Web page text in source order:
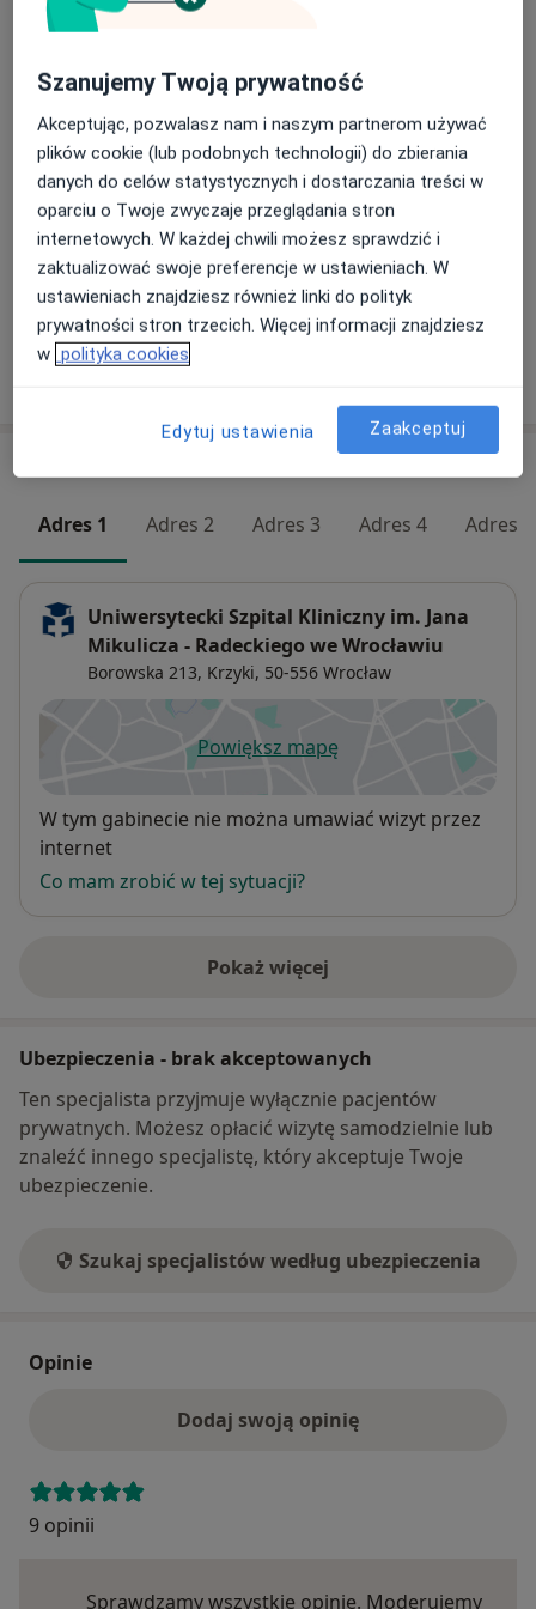
Amputacja
Badania diagnostyczne
Szczegóły
Badania proktologiczne
350 zł Szczegóły
+ 3 usługi
Adres 1 Adres 2 Adres 3 Adres 4 Adres 5
Uniwersytecki Szpital Kliniczny im. Jana
Mikulicza - Radeckiego we Wrocławiu
Borowska 213, Krzyki, 50-556 Wrocław
Powiększ mapęotwiera się w nowej karcie
Dostępność
W tym gabinecie nie można umawiać wizyt przez
internet
Co mam zrobić w tej sytuacji?
Pokaż więcej
o adresie
Ubezpieczenia - brak akceptowanych
Ten specjalista przyjmuje wyłącznie pacjentów
prywatnych. Możesz opłacić wizytę samodzielnie lub
znaleźć innego specjalistę, który akceptuje Twoje
ubezpieczenie.
Szukaj specjalistów według ubezpieczenia
Opinie
Dodaj swoją opinię
9 opinii
Sprawdzamy wszystkie opinie. Moderujemy
Szanujemy Twoją prywatność
Akceptując, pozwalasz nam i naszym partnerom używać
plików cookie (lub podobnych technologii) do zbierania
danych do celów statystycznych i dostarczania treści w
oparciu o Twoje zwyczaje przeglądania stron
internetowych. W każdej chwili możesz sprawdzić i
zaktualizować swoje preferencje w ustawieniach. W
ustawieniach znajdziesz również linki do polityk
prywatności stron trzecich. Więcej informacji znajdziesz
w polityka cookies
Edytuj ustawienia Zaakceptuj